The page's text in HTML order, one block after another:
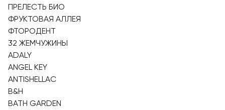
ПРЕЛЕСТЬ БИО
ФРУКТОВАЯ АЛЛЕЯ
ФТОРОДЕНТ
32 ЖЕМЧУЖИНЫ
ADALY
ANGEL KEY
ANTISHELLAC
B&H
BATH GARDEN